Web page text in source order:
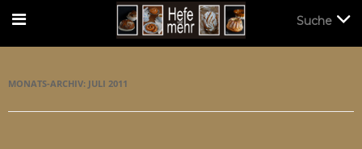
MONATS-ARCHIV: JULI 2011
Suche
Suche